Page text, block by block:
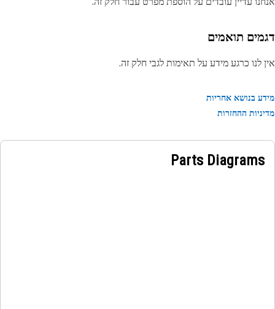
תואמים
לנו כרגע מידע על תאימות לגבי חלק זה.
בנושא אחריות
ההחזרות
Parts Diagrams